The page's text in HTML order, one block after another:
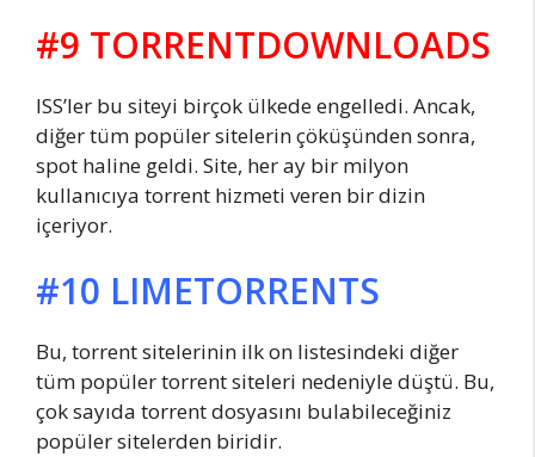
#9 TORRENTDOWNLOADS
ISS’ler bu siteyi birçok ülkede engelledi. Ancak,
diğer tüm popüler sitelerin çöküşünden sonra,
spot haline geldi. Site, her ay bir milyon
kullanıcıya torrent hizmeti veren bir dizin
içeriyor.
#10 LIMETORRENTS
Bu, torrent sitelerinin ilk on listesindeki diğer
tüm popüler torrent siteleri nedeniyle düştü. Bu,
çok sayıda torrent dosyasını bulabileceğiniz
popüler sitelerden biridir.